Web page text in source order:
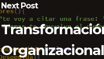
Next Post